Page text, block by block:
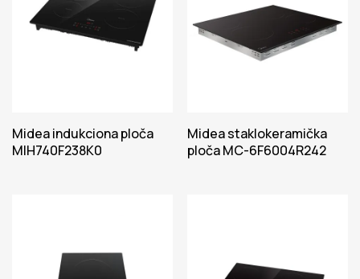
Midea indukciona ploča
MIH740F238K0
Midea staklokeramička
ploča MC-6F6004R242